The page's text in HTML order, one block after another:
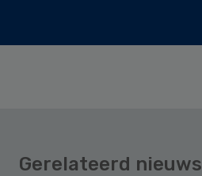
Gerelateerd nieuws